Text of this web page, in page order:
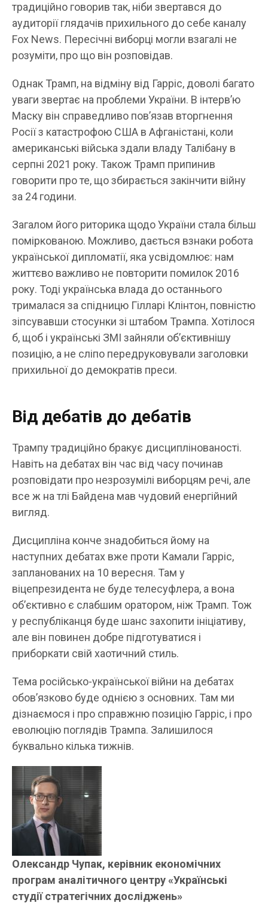
традиційно говорив так, ніби звертався до
аудиторії глядачів прихильного до себе каналу
Fox News. Пересічні виборці могли взагалі не
розуміти, про що він розповідав.
Однак Трамп, на відміну від Гарріс, доволі багато
уваги звертає на проблеми України. В інтерв’ю
Маску він справедливо пов’язав вторгнення
Росії з катастрофою США в Афганістані, коли
американські війська здали владу Талібану в
серпні 2021 року. Також Трамп припинив
говорити про те, що збирається закінчити війну
за 24 години.
Загалом його риторика щодо України стала більш
поміркованою. Можливо, дається взнаки робота
української дипломатії, яка усвідомлює: нам
життєво важливо не повторити помилок 2016
року. Тоді українська влада до останнього
трималася за спідницю Гілларі Клінтон, повністю
зіпсувавши стосунки зі штабом Трампа. Хотілося
б, щоб і українські ЗМІ зайняли об’єктивнішу
позицію, а не сліпо передруковували заголовки
прихильної до демократів преси.
Від дебатів до дебатів
Трампу традиційно бракує дисциплінованості.
Навіть на дебатах він час від часу починав
розповідати про незрозумілі виборцям речі, але
все ж на тлі Байдена мав чудовий енергійний
вигляд.
Дисципліна конче знадобиться йому на
наступних дебатах вже проти Камали Гарріс,
запланованих на 10 вересня. Там у
віцепрезидента не буде телесуфлера, а вона
об’єктивно є слабшим оратором, ніж Трамп. Тож
у республіканця буде шанс захопити ініціативу,
але він повинен добре підготуватися і
приборкати свій хаотичний стиль.
Тема російсько-української війни на дебатах
обов’язково буде однією з основних. Там ми
дізнаємося і про справжню позицію Гарріс, і про
еволюцію поглядів Трампа. Залишилося
буквально кілька тижнів.
Олександр Чупак, керівник економічних
програм аналітичного центру «Українські
студії стратегічних досліджень»